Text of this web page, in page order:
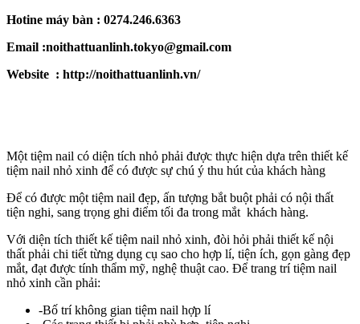
Hotine máy bàn : ‭0274.246.6363
Email :noithattuanlinh.tokyo@gmail.com
Website : http://noithattuanlinh.vn/
Một tiệm nail có diện tích nhỏ phải được thực hiện dựa trên thiết kế
tiệm nail nhỏ xinh để có được sự chú ý thu hút của khách hàng
Để có được một tiệm nail đẹp, ấn tượng bắt buột phải có nội thất
tiện nghi, sang trọng ghi điểm tối đa trong mắt khách hàng.
Với diện tích thiết kế tiệm nail nhỏ xinh, đòi hỏi phải thiết kế nội
thất phải chi tiết từng dụng cụ sao cho hợp lí, tiện ích, gọn gàng đẹp
mắt, đạt được tính thẩm mỹ, nghệ thuật cao. Để trang trí tiệm nail
nhỏ xinh cần phải:
-Bố trí không gian tiệm nail hợp lí